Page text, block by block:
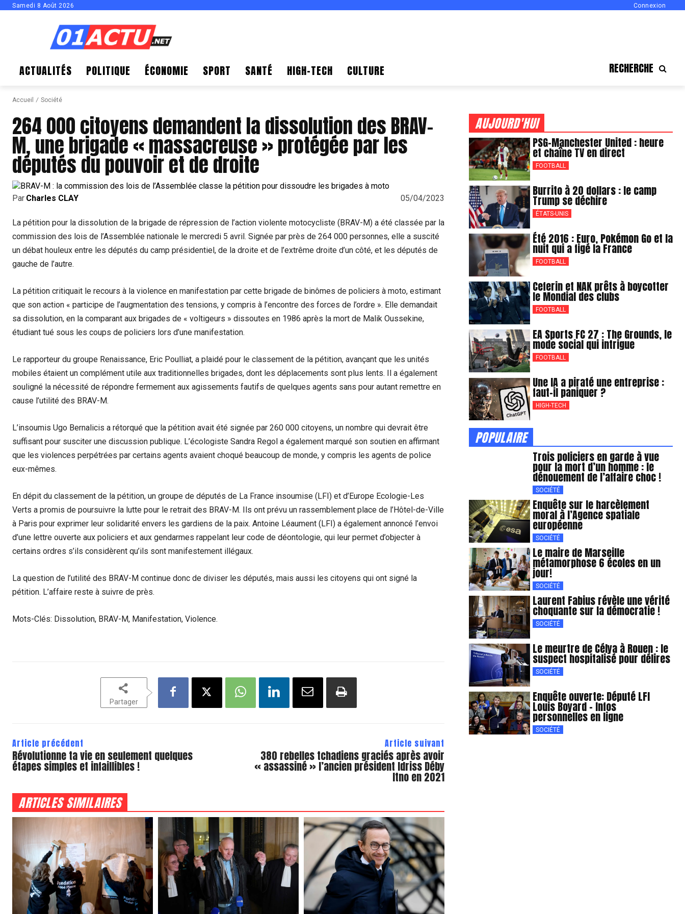
Samedi 8 Août 2026 Connexion
ACTUALITÉS POLITIQUE ÉCONOMIE SPORT SANTÉ HIGH-TECH CULTURE RECHERCHE
Accueil Société
264 000 citoyens demandent la dissolution des BRAV-
M, une brigade « massacreuse » protégée par les
députés du pouvoir et de droite
05/04/2023
Par Charles CLAY
La pétition pour la dissolution de la brigade de répression de l’action violente motocycliste (BRAV-M) a été classée par la
commission des lois de l’Assemblée nationale le mercredi 5 avril. Signée par près de 264 000 personnes, elle a suscité
un débat houleux entre les députés du camp présidentiel, de la droite et de l’extrême droite d’un côté, et les députés de
gauche de l’autre.
La pétition critiquait le recours à la violence en manifestation par cette brigade de binômes de policiers à moto, estimant
que son action « participe de l’augmentation des tensions, y compris à l’encontre des forces de l’ordre ». Elle demandait
sa dissolution, en la comparant aux brigades de « voltigeurs » dissoutes en 1986 après la mort de Malik Oussekine,
étudiant tué sous les coups de policiers lors d’une manifestation.
Le rapporteur du groupe Renaissance, Eric Poulliat, a plaidé pour le classement de la pétition, avançant que les unités
mobiles étaient un complément utile aux traditionnelles brigades, dont les déplacements sont plus lents. Il a également
souligné la nécessité de répondre fermement aux agissements fautifs de quelques agents sans pour autant remettre en
cause l’utilité des BRAV-M.
L’insoumis Ugo Bernalicis a rétorqué que la pétition avait été signée par 260 000 citoyens, un nombre qui devrait être
suffisant pour susciter une discussion publique. L’écologiste Sandra Regol a également marqué son soutien en affirmant
que les violences perpétrées par certains agents avaient choqué beaucoup de monde, y compris les agents de police
eux-mêmes.
En dépit du classement de la pétition, un groupe de députés de La France insoumise (LFI) et d’Europe Ecologie-Les
Verts a promis de poursuivre la lutte pour le retrait des BRAV-M. Ils ont prévu un rassemblement place de l’Hôtel-de-Ville
à Paris pour exprimer leur solidarité envers les gardiens de la paix. Antoine Léaument (LFI) a également annoncé l’envoi
d’une lettre ouverte aux policiers et aux gendarmes rappelant leur code de déontologie, qui leur permet d’objecter à
certains ordres s’ils considèrent qu’ils sont manifestement illégaux.
La question de l’utilité des BRAV-M continue donc de diviser les députés, mais aussi les citoyens qui ont signé la
pétition. L’affaire reste à suivre de près.
Mots-Clés: Dissolution, BRAV-M, Manifestation, Violence.
Partager
Article précédent
Révolutionne ta vie en seulement quelques
étapes simples et infaillibles !
Article suivant
380 rebelles tchadiens graciés après avoir
« assassiné » l’ancien président Idriss Déby
Itno en 2021
ARTICLES SIMILAIRES
AUJOURD'HUI
PSG-Manchester United : heure
et chaîne TV en direct
FOOTBALL
Burrito à 20 dollars : le camp
Trump se déchire
ÉTATS-UNIS
Été 2016 : Euro, Pokémon Go et la
nuit qui a figé la France
FOOTBALL
Ceferin et NAK prêts à boycotter
le Mondial des clubs
FOOTBALL
EA Sports FC 27 : The Grounds, le
mode social qui intrigue
FOOTBALL
Une IA a piraté une entreprise :
faut-il paniquer ?
HIGH-TECH
POPULAIRE
Trois policiers en garde à vue
pour la mort d’un homme : le
dénouement de l’affaire choc !
SOCIÉTÉ
Enquête sur le harcèlement
moral à l’Agence spatiale
européenne
SOCIÉTÉ
Le maire de Marseille
métamorphose 6 écoles en un
jour!
SOCIÉTÉ
Laurent Fabius révèle une vérité
choquante sur la démocratie !
SOCIÉTÉ
Le meurtre de Célya à Rouen : le
suspect hospitalisé pour délires
SOCIÉTÉ
Enquête ouverte: Député LFI
Louis Boyard – Infos
personnelles en ligne
SOCIÉTÉ